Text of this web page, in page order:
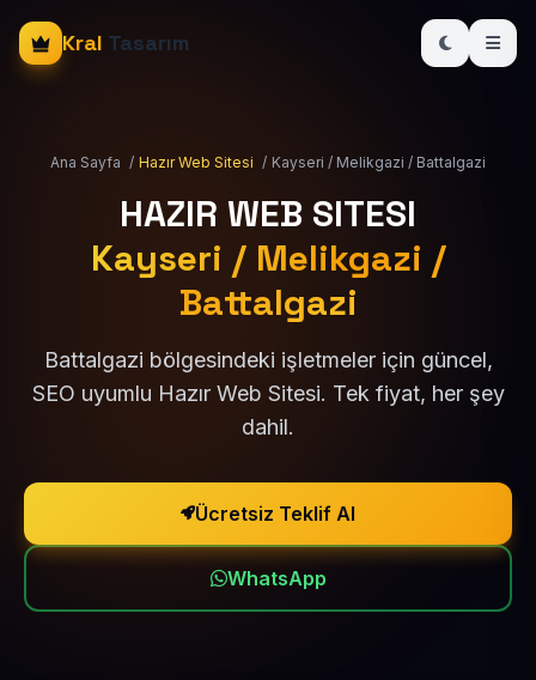
Kral Tasarım
Ana Sayfa / Hazır Web Sitesi / Kayseri / Melikgazi / Battalgazi
HAZIR WEB SITESI
Kayseri / Melikgazi /
Battalgazi
Battalgazi bölgesindeki işletmeler için güncel,
SEO uyumlu Hazır Web Sitesi. Tek fiyat, her şey
dahil.
Ücretsiz Teklif Al
WhatsApp